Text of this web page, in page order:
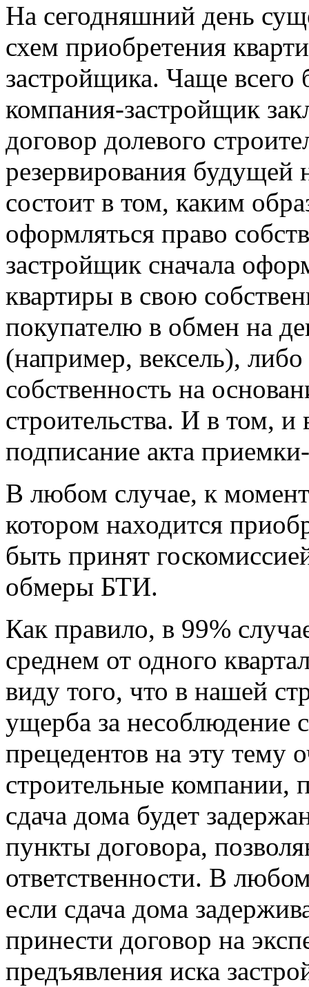
На сегодняшний день
схем приобретения
застройщика. Чаще
компания-застройщик
договор долевого
резервирования
состоит в том, каким
оформляться право
застройщик сначала
квартиры в свою
покупателю в обмен на
(например, вексель), либо
собственность на
строительства. И в том, и
подписание акта
В любом случае, к
котором находится
быть принят
обмеры БТИ.
Как правило, в 99%
среднем от одного
виду того, что в нашей
ущерба за несоблюдение
прецедентов на эту тему
строительные компании,
сдача дома будет
пункты договора,
ответственности. В
если сдача дома
принести договор на
предъявления иска